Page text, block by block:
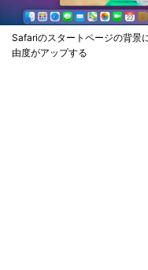
Safariのスタートページの背景
由度がアップする